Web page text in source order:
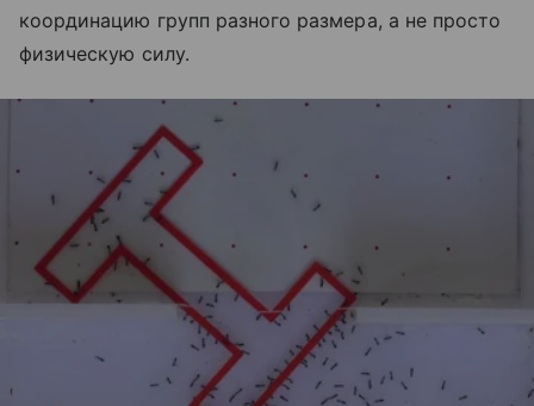
координацию групп разного размера, а не просто
физическую силу.